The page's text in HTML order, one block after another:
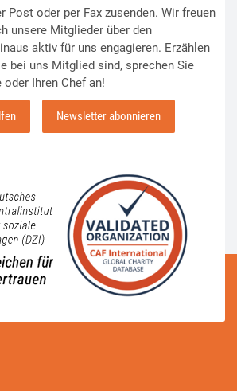
Post oder per Fax zusenden. Wir freuen
unsere Mitglieder über den
aktiv für uns engagieren. Erzählen
bei uns Mitglied sind, sprechen Sie
oder Ihren Chef an!
Newsletter abonnieren